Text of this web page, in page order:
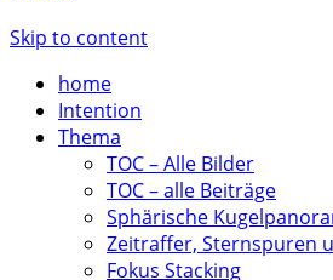
Skip to content
home
Intention
Thema
TOC – Alle Bilder
TOC – alle Beiträge
Sphärische
Zeitraffer, Sternspuren
Fokus Stacking